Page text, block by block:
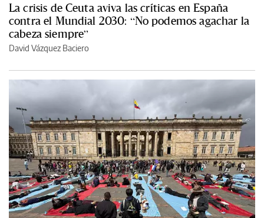
La crisis de Ceuta aviva las críticas en España
contra el Mundial 2030: “No podemos agachar la
cabeza siempre”
David Vázquez Baciero